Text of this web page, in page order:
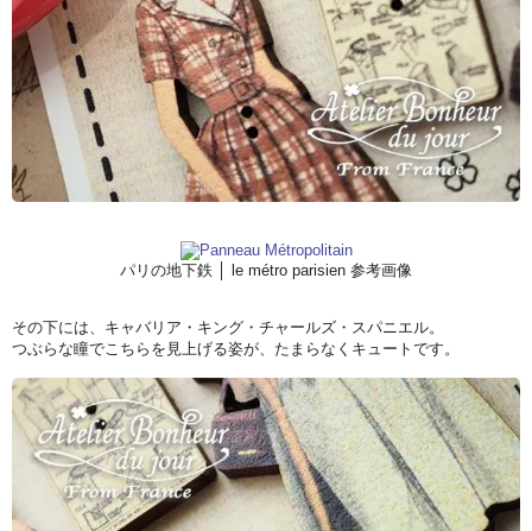
パリの地下鉄 │ le métro parisien 参考画像
その下には、キャバリア・キング・チャールズ・スパニエル。
つぶらな瞳でこちらを見上げる姿が、たまらなくキュートです。